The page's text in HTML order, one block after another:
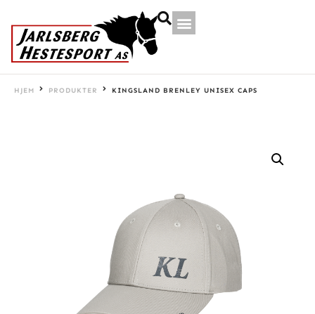
HJEM PRODUKTER KINGSLAND BRENLEY UNISEX CAPS